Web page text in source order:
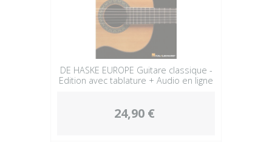
DE HASKE EUROPE Guitare classique -
Edition avec tablature + Audio en ligne
24,90 €